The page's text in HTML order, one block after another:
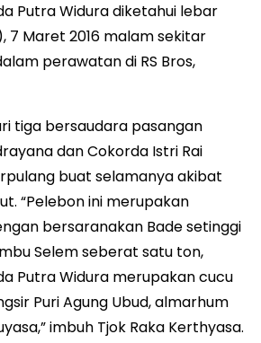
Putra Widura diketahui lebar
7 Maret 2016 malam sekitar
perawatan di RS Bros,
tiga bersaudara pasangan
dan Cokorda Istri Rai
buat selamanya akibat
“Pelebon ini merupakan
bersaranakan Bade setinggi
Selem seberat satu ton,
Putra Widura merupakan cucu
Puri Agung Ubud, almarhum
imbuh Tjok Raka Kerthyasa.